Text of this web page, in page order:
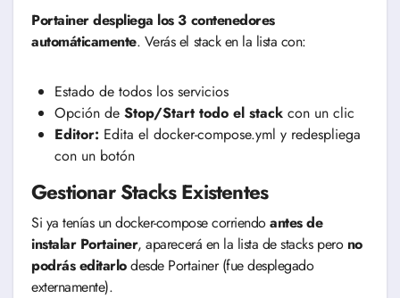
Portainer despliega los 3 contenedores
automáticamente. Verás el stack en la lista con:
Estado de todos los servicios
Opción de Stop/Start todo el stackcon un clic
Editor: Edita el docker-compose.yml y redespliega
con un botón
Gestionar Stacks Existentes
Si ya tenías un docker-compose corriendoantes de
instalar Portainer, aparecerá en la lista de stacks pero no
podrás editarlodesde Portainer (fue desplegado
externamente).